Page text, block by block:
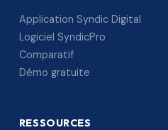
Application Syndic Digital
Logiciel SyndicPro
Comparatif
Démo gratuite
RESSOURCES